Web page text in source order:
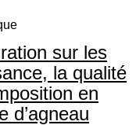
sur les
la qualité
en
d’agneau